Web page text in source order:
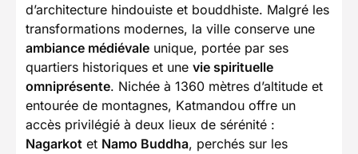
d’architecture hindouiste et bouddhiste. Malgré les
transformations modernes, la ville conserve une
ambiance médiévale unique, portée par ses
quartiers historiques et une vie spirituelle
omniprésente. Nichée à 1360 mètres d’altitude et
entourée de montagnes, Katmandou offre un
accès privilégié à deux lieux de sérénité :
Nagarkot et Namo Buddha, perchés sur les